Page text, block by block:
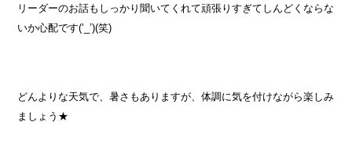
リーダーのお話もしっかり聞いてくれて頑張りすぎてしんどくならな
いか心配です(‘_’)(笑)
どんよりな天気で、暑さもありますが、体調に気を付けながら楽しみ
ましょう★